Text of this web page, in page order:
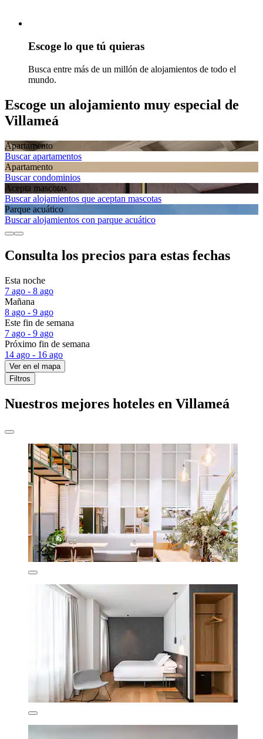
Escoge lo que tú quieras
Busca entre más de un millón de alojamientos de todo el
mundo.
Escoge un alojamiento muy especial de
Villameá
Apartamento
Buscar apartamentos
Apartamento
Buscar condominios
Acepta mascotas
Buscar alojamientos que aceptan mascotas
Parque acuático
Buscar alojamientos con parque acuático
Consulta los precios para estas fechas
Esta noche
7 ago - 8 ago
Mañana
8 ago - 9 ago
Este fin de semana
7 ago - 9 ago
Próximo fin de semana
14 ago - 16 ago
Ver en el mapa
Filtros
Nuestros mejores hoteles en Villameá